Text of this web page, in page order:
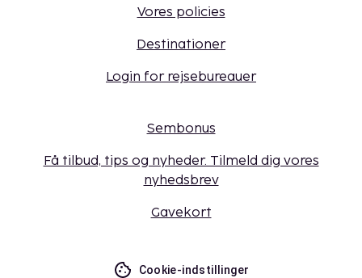
Vores policies
Destinationer
Login for rejsebureauer
Sembonus
Få tilbud, tips og nyheder. Tilmeld dig vores
nyhedsbrev
Gavekort
Cookie-indstillinger